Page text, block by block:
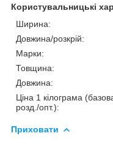
Користувальницькі
Ширина:
Довжина/розкрій:
Марки:
Товщина:
Довжина:
Ціна 1 кілограма
розд./опт.):
Приховати